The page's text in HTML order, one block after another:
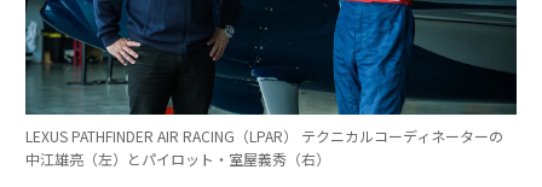
LEXUS PATHFINDER AIR RACING（LPAR） テクニカルコーディネーターの
中江雄亮（左）とパイロット・室屋義秀（右）